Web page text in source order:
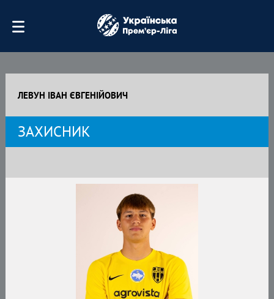
ЛЕВУН ІВАН ЄВГЕНІЙОВИЧ
ЗАХИСНИК